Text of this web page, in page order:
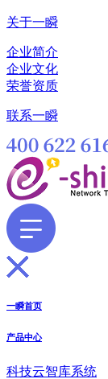
关于一瞬
企业简介
企业文化
荣誉资质
联系一瞬
一瞬首页
产品中心
科技云智库系统